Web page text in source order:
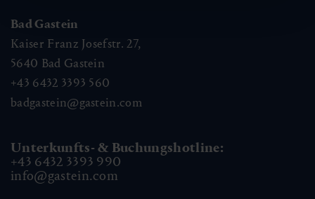
Bad Gastein
Kaiser Franz Josefstr. 27,
5640 Bad Gastein
+43 6432 3393 560
badgastein@gastein.com
Unterkunfts- & Buchungshotline:
+43 6432 3393 990
info@gastein.com